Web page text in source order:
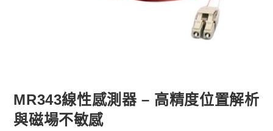
MR343線性感測器 – 高精度位置解析
與磁場不敏感